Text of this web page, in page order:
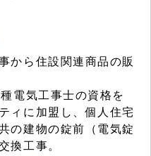
から住設関連商品の販
電気工事士の資格を
ィに加盟し、個人住宅
の建物の錠前（電気錠
換工事。